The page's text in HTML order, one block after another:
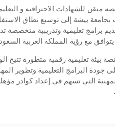
متقن للشهادات الاحترافيه و
بجامعة بيشة إلى توسيع نطاق
برامج تعليمية وتدريبية متخصصة
مع رؤية المملكة العربية السعودية
بيئة تعليمية رقمية متطورة تتيح
جودة البرامج التعليمية وتطوير
التي تسهم في إعداد كوادر